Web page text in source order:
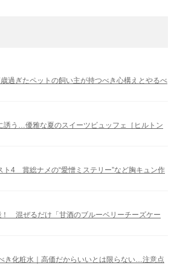
過ぎたペットの飼い主が持つべき心構えとやるべ
誘う…優雅な夏のスイーツビュッフェ［ヒルトン
ト4 賞総ナメの“愛憎ミステリー”など胸キュン作
！ 混ぜるだけ「甘酒のブルーベリーチーズケー
き化粧水｜高価だからいいとは限らない…注意点